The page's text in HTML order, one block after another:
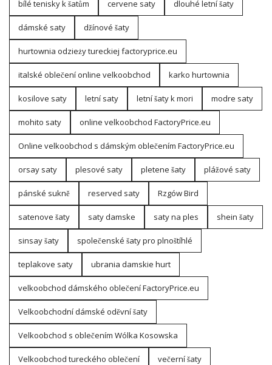
bílé tenisky k šatům cervene saty dlouhé letní šaty
dámské saty džínové šaty
hurtownia odzieży tureckiej factoryprice.eu
italské oblečení online velkoobchod karko hurtownia
kosilove saty letní saty letní šaty k mori modre saty
mohito saty online velkoobchod FactoryPrice.eu
Online velkoobchod s dámským oblečením FactoryPrice.eu
orsay saty plesové saty pletene šaty plážové saty
pánské sukně reserved saty Rzgów Bird
satenove šaty saty damske saty na ples shein šaty
sinsay šaty společenské šaty pro plnoštíhlé
teplakove saty ubrania damskie hurt
velkoobchod dámského oblečení FactoryPrice.eu
Velkoobchodní dámské oděvní šaty
Velkoobchod s oblečením Wólka Kosowska
Velkoobchod tureckého oblečení večerní šaty